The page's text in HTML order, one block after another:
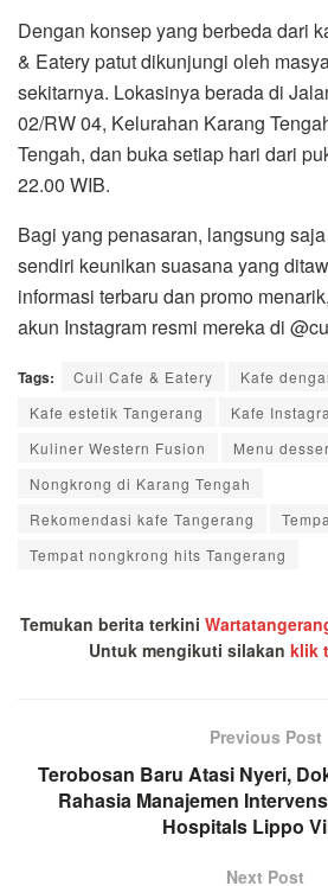
Dengan konsep yang berbeda dari
& Eatery patut dikunjungi oleh
sekitarnya. Lokasinya berada di
02/RW 04, Kelurahan Karang
Tengah, dan buka setiap hari dari
22.00 WIB.
Bagi yang penasaran, langsung
sendiri keunikan suasana yang
informasi terbaru dan promo
akun Instagram resmi mereka di
Tags: Cuil Cafe & Eatery
Kafe
Kafe estetik Tangerang
Kafe
Kuliner Western Fusion
Menu
Nongkrong di Karang Tengah
Rekomendasi kafe Tangerang
Tempat nongkrong hits Tangerang
Temukan berita terkini
Untuk mengikuti silakan klik
Previous Post
Terobosan Baru Atasi Nyeri,
Rahasia Manajemen
Hospitals Lippo
Next Post